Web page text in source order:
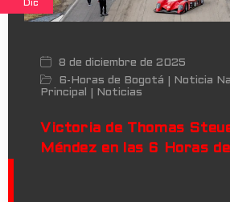
Dic
8 de diciembre de 2025
6-Horas de Bogotá
Noticia
Principal
Noticias
Victoria de Thomas
Méndez en las 6 Horas